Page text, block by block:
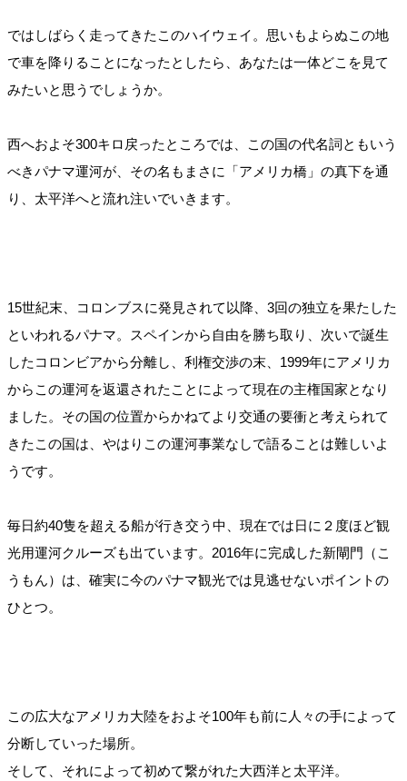
ではしばらく走ってきたこのハイウェイ。思いもよらぬこの地
で車を降りることになったとしたら、あなたは一体どこを見て
みたいと思うでしょうか。
西へおよそ300キロ戻ったところでは、この国の代名詞ともいう
べきパナマ運河が、その名もまさに「アメリカ橋」の真下を通
り、太平洋へと流れ注いでいきます。
15世紀末、コロンブスに発見されて以降、3回の独立を果たした
といわれるパナマ。スペインから自由を勝ち取り、次いで誕生
したコロンビアから分離し、利権交渉の末、1999年にアメリカ
からこの運河を返還されたことによって現在の主権国家となり
ました。その国の位置からかねてより交通の要衝と考えられて
きたこの国は、やはりこの運河事業なしで語ることは難しいよ
うです。
毎日約40隻を超える船が行き交う中、現在では日に２度ほど観
光用運河クルーズも出ています。2016年に完成した新閘門（こ
うもん）は、確実に今のパナマ観光では見逃せないポイントの
ひとつ。
この広大なアメリカ大陸をおよそ100年も前に人々の手によって
分断していった場所。
そして、それによって初めて繋がれた大西洋と太平洋。